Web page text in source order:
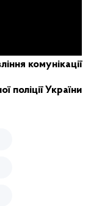
комунікації
поліції України